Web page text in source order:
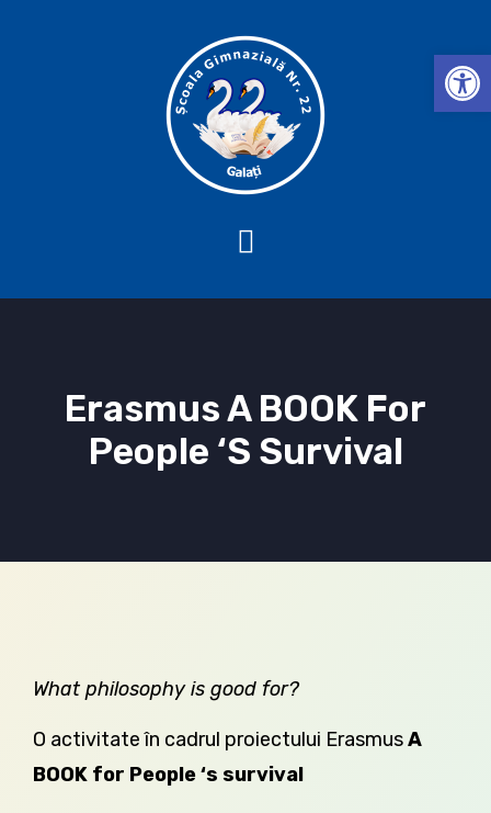
Erasmus A BOOK For
People ‘s Survival
What philosophy is good for?
O activitate în cadrul proiectului ErasmusA
BOOK for People‘s survival